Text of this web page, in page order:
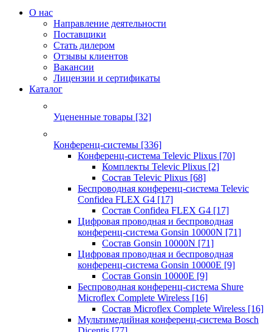
О нас
Направление деятельности
Поставщики
Стать дилером
Отзывы клиентов
Вакансии
Лицензии и сертификаты
Каталог
Уцененные товары [32]
Конференц-системы [336]
Конференц-система Televic Plixus [70]
Комплекты Televic Plixus [2]
Состав Televic Plixus [68]
Беспроводная конференц-система Televic
Confidea FLEX G4 [17]
Состав Confidea FLEX G4 [17]
Цифровая проводная и беспроводная
конференц-система Gonsin 10000N [71]
Состав Gonsin 10000N [71]
Цифровая проводная и беспроводная
конференц-система Gonsin 10000E [9]
Состав Gonsin 10000E [9]
Беспроводная конференц-система Shure
Microflex Complete Wireless [16]
Состав Microflex Complete Wireless [16]
Мультимедийная конференц-система Bosch